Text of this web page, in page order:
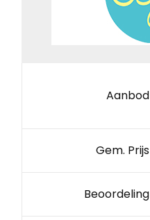
Aanbod
Gem. Prijs
Beoordeling